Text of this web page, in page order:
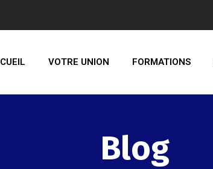
VOTRE UNION FORMATIONS
Blog